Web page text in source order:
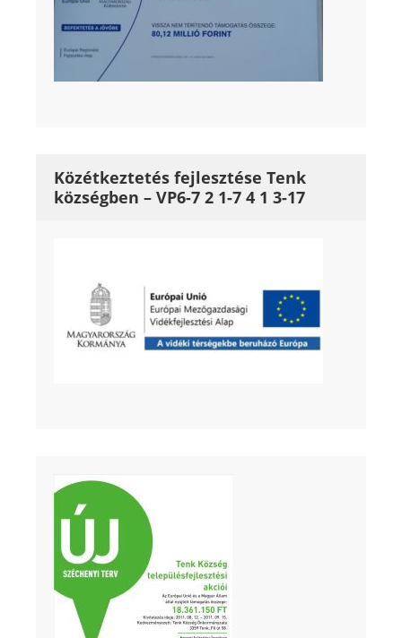
Közétkeztetés fejlesztése Tenk
községben – VP6-7 2 1-7 4 1 3-17